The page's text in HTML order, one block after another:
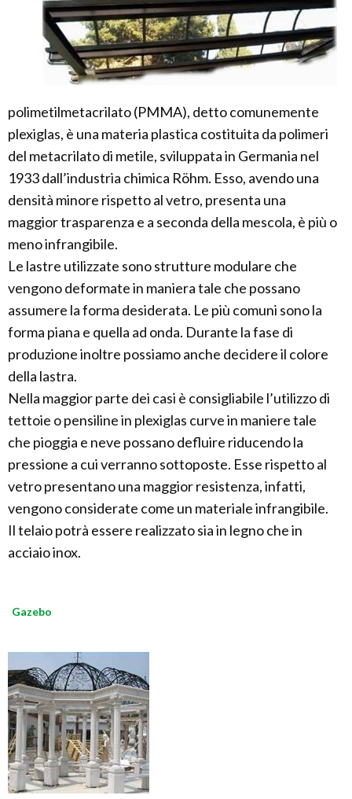
polimetilmetacrilato (PMMA), detto comunemente
plexiglas, è una materia plastica costituita da polimeri
del metacrilato di metile, sviluppata in Germania nel
1933 dall’industria chimica Röhm. Esso, avendo una
densità minore rispetto al vetro, presenta una
maggior trasparenza e a seconda della mescola, è più o
meno infrangibile.
Le lastre utilizzate sono strutture modulare che
vengono deformate in maniera tale che possano
assumere la forma desiderata. Le più comuni sono la
forma piana e quella ad onda. Durante la fase di
produzione inoltre possiamo anche decidere il colore
della lastra.
Nella maggior parte dei casi è consigliabile l’utilizzo di
tettoie o pensiline in plexiglas curve in maniere tale
che pioggia e neve possano defluire riducendo la
pressione a cui verranno sottoposte. Esse rispetto al
vetro presentano una maggior resistenza, infatti,
vengono considerate come un materiale infrangibile.
Il telaio potrà essere realizzato sia in legno che in
acciaio inox.
Gazebo